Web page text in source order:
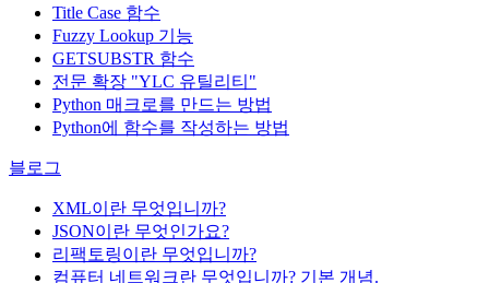
Title Case 함수
Fuzzy Lookup 기능
GETSUBSTR 함수
전문 확장 "YLC 유틸리티"
Python 매크로를 만드는 방법
Python에 함수를 작성하는 방법
블로그
XML이란 무엇입니까?
JSON이란 무엇인가요?
리팩토링이란 무엇입니까?
컴퓨터 네트워크란 무엇입니까? 기본 개념.